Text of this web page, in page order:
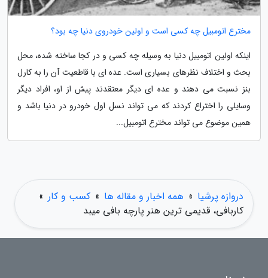
مخترع اتومبیل چه کسی است و اولین خودروی دنیا چه بود؟
اینکه اولین اتومبیل دنیا به وسیله چه کسی و در کجا ساخته شده، محل
بحث و اختلاف نظرهای بسیاری است. عده ای با قاطعیت آن را به کارل
بنز نسبت می دهند و عده ای دیگر معتقدند پیش از او، افراد دیگر
وسایلی را اختراع کردند که می تواند نسل اول خودرو در دنیا باشد و
همین موضوع می تواند مخترع اتومبیل...
دروازه پرشیا » همه اخبار و مقاله ها » کسب و کار »
کاربافی، قدیمی ترین هنر پارچه بافی میبد